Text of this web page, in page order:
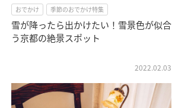
おでかけ 季節のおでかけ特集
雪が降ったら出かけたい！雪景色が似合
う京都の絶景スポット
2022.02.03